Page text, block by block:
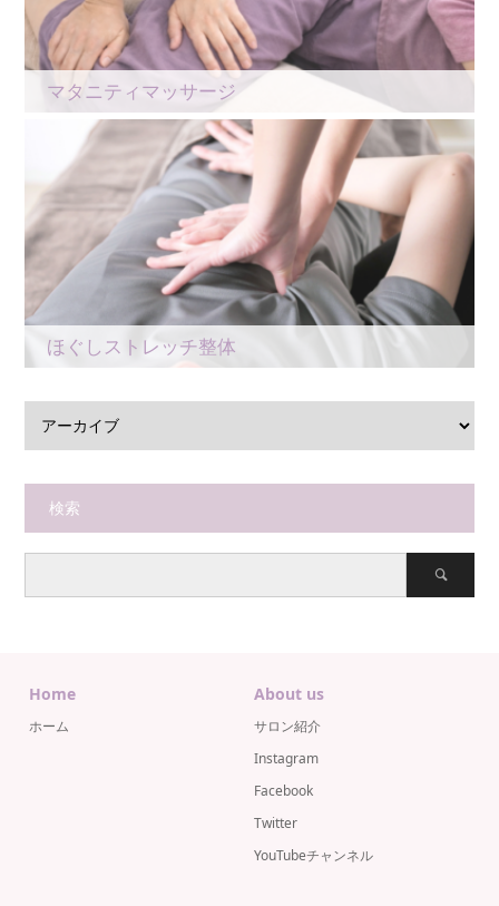
マタニティマッサージ
ほぐしストレッチ整体
検索
Home
ホーム
About us
サロン紹介
Instagram
Facebook
Twitter
YouTubeチャンネル